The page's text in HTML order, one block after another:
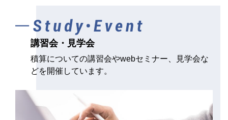
講習会・見学会
積算についての講習会やwebセミナー、見学会な
どを開催しています。